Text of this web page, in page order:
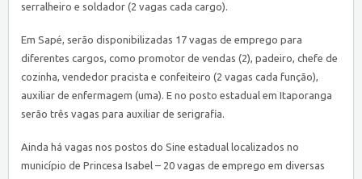
serralheiro e soldador (2 vagas cada cargo).
Em Sapé, serão disponibilizadas 17 vagas de emprego para
diferentes cargos, como promotor de vendas (2), padeiro, chefe de
cozinha, vendedor pracista e confeiteiro (2 vagas cada função),
auxiliar de enfermagem (uma). E no posto estadual em Itaporanga
serão três vagas para auxiliar de serigrafia.
Ainda há vagas nos postos do Sine estadual localizados no
município de Princesa Isabel – 20 vagas de emprego em diversas